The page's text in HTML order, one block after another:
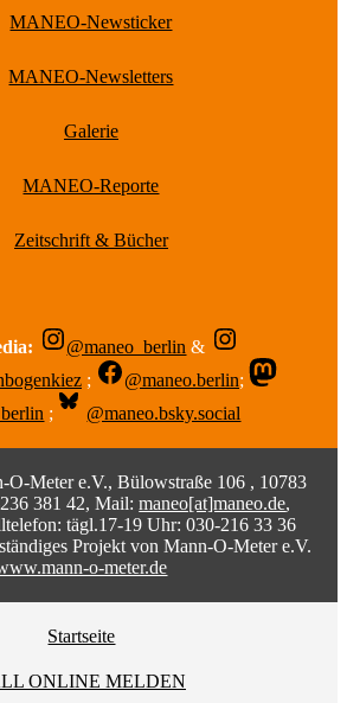
MANEO-Newsticker
MANEO-Newsletters
Galerie
MANEO-Reporte
Zeitschrift & Bücher
@maneo_berlin &
; @maneo.berlin;
; @maneo.bsky.social
Meter e.V., Bülowstraße 106 , 10783
381 42, Mail:maneo[at]maneo.de,
tägl.17-19 Uhr: 030-216 33 36
Projekt von Mann-O-Meter e.V.
o-meter.de
Startseite
ONLINE MELDEN